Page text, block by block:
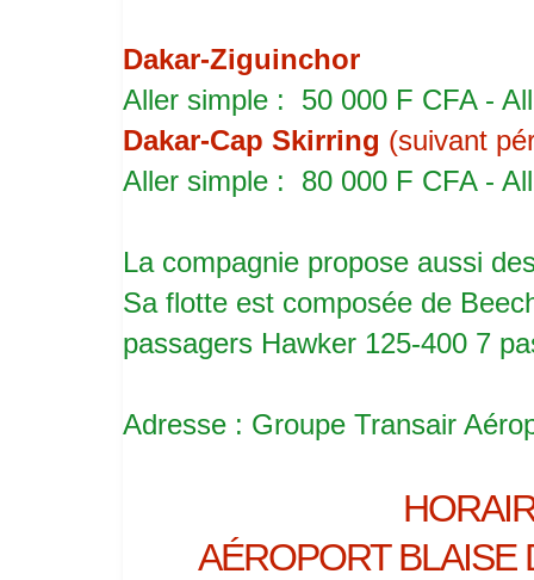
Dakar-Ziguinchor
Aller simple : 50 000 F CFA -
Dakar-Cap Skirring (suivant
Aller simple : 80 000 F CFA -
La compagnie propose aussi
Sa flotte est composée de
passagers Hawker 125-400 7
Adresse : Groupe Transair
AÉROPORT BLAISE